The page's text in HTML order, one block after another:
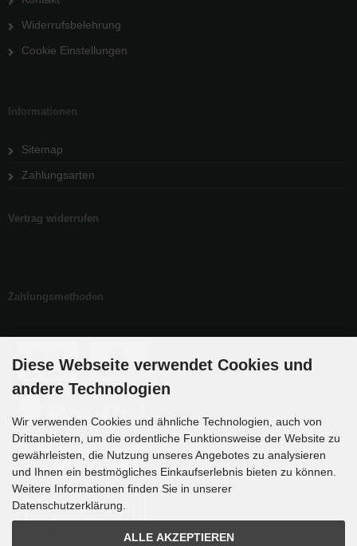
Widerrufsbelehrung
Cookie Einstellungen
Informationen
Sitemap
Zahlungsarten
Vertrag widerrufen
Zahlungsmethoden
Diese Webseite verwendet Cookies und
andere Technologien
Wir verwenden Cookies und ähnliche Technologien, auch von
Drittanbietern, um die ordentliche Funktionsweise der Website zu
gewährleisten, die Nutzung unseres Angebotes zu analysieren
und Ihnen ein bestmögliches Einkaufserlebnis bieten zu können.
Weitere Informationen finden Sie in unserer
Datenschutzerklärung.
ALLE AKZEPTIEREN